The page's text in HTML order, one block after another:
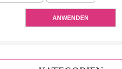
ANWENDEN